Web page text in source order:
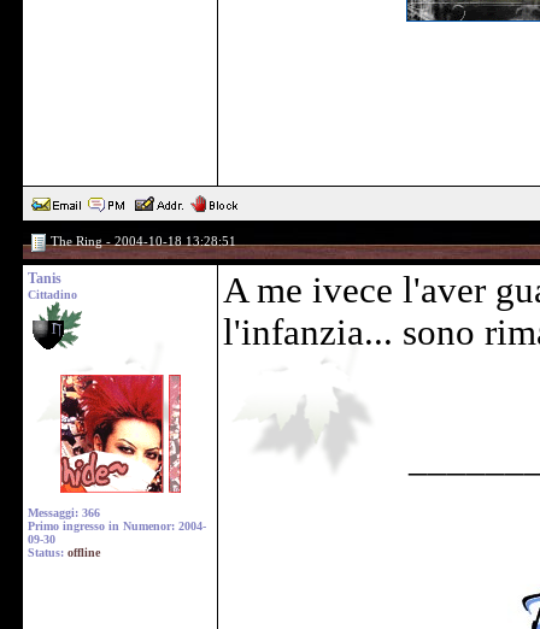
The Ring - 2004-10-18 13:28:51
Tanis
Cittadino
Messaggi: 366
Primo ingresso in Numenor: 2004-
09-30
Status: offline
A me ivece l'aver
l'infanzia... sono